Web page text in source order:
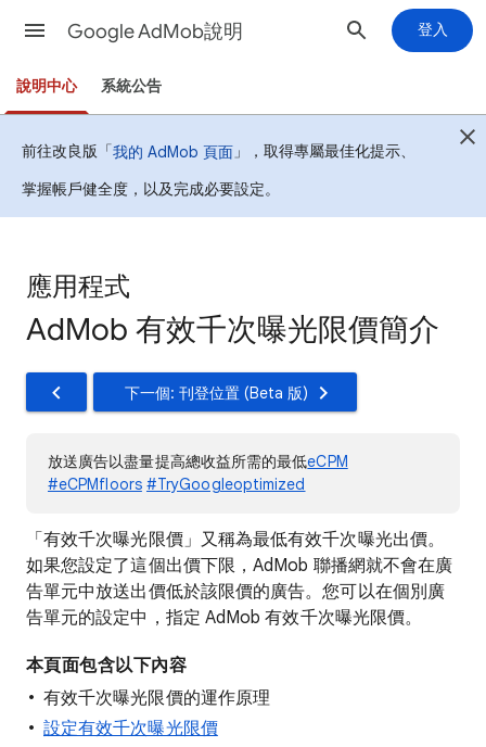
Google AdMob說明 登入
說明中心 系統公告
前往改良版「我的 AdMob 頁面 」，取得專屬最佳化提示、
掌握帳戶健全度，以及完成必要設定。
應用程式
AdMob 有效千次曝光限價簡介
下一個: 刊登位置 (Beta 版)
放送廣告以盡量提高總收益所需的最低eCPM
#eCPMfloors #TryGoogleoptimized
「有效千次曝光限價」又稱為最低有效千次曝光出價。
如果您設定了這個出價下限，AdMob 聯播網就不會在廣
告單元中放送出價低於該限價的廣告。您可以在個別廣
告單元的設定中，指定 AdMob 有效千次曝光限價。
本頁面包含以下內容
有效千次曝光限價的運作原理
設定有效千次曝光限價